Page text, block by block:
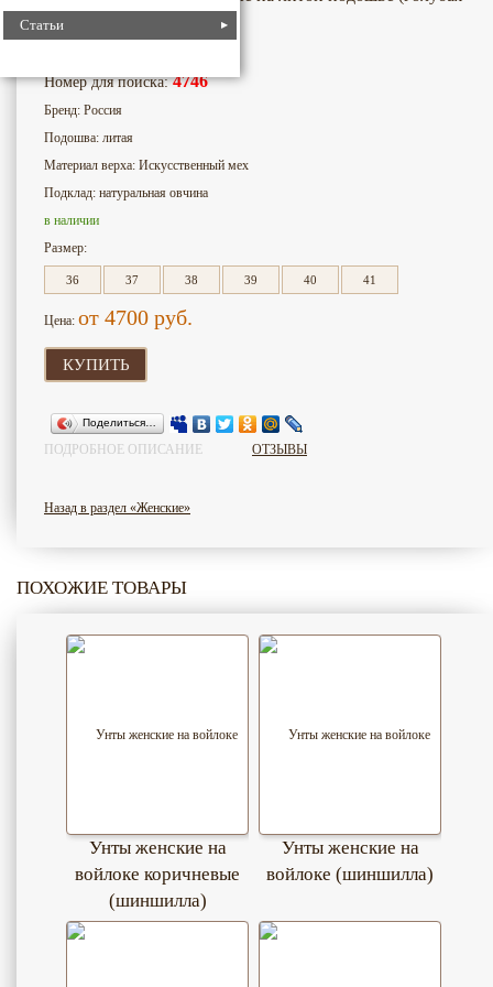
Статьинорка)
Номер для поиска:4746
Бренд: Россия
Подошва: литая
Материал верха: Искусственный мех
Подклад: натуральная овчина
в наличии
Размер:
36 37 38 39 40 41
Цена: от 4700 руб.
КУПИТЬ
Поделиться…
ПОДРОБНОЕ ОПИСАНИЕ ОТЗЫВЫ
Назад в раздел «Женские»
ПОХОЖИЕ ТОВАРЫ
Унты женские на
войлоке коричневые
(шиншилла)
Унты женские на
войлоке (шиншилла)